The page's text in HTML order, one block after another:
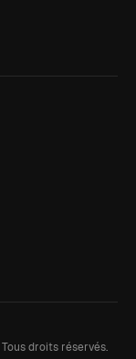
Tous droits réservés.